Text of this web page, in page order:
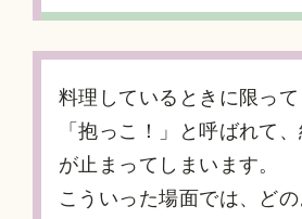
料理しているときに限って
「抱っこ！」と呼ばれて
が止まってしまいます。
こういった場面では、ど